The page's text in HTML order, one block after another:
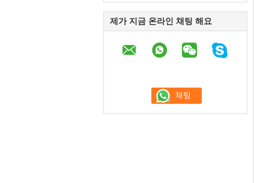
제가 지금 온라인 채팅 해요